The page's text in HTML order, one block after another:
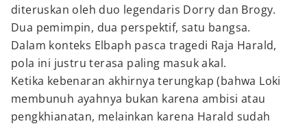
diteruskan oleh duo legendaris Dorry dan Brogy.
Dua pemimpin, dua perspektif, satu bangsa.
Dalam konteks Elbaph pasca tragedi Raja Harald,
pola ini justru terasa paling masuk akal.
Ketika kebenaran akhirnya terungkap (bahwa Loki
membunuh ayahnya bukan karena ambisi atau
pengkhianatan, melainkan karena Harald sudah